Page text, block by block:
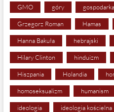
GMO góry gospodarka
Grzegorz Roman Hamas
Hanna Bakuła hebrajski
Hilary Clinton hinduizm
Hiszpania Holandia
homoseksualizm humanism
ideologia ideologia kościelna